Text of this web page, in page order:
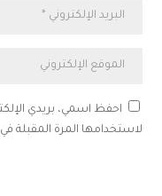
احفظ اسمي، بريدي
لاستخدامها المرة المقبلة